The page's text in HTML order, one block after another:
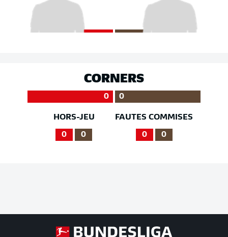
CORNERS
0 0
HORS-JEU
0 0
FAUTES COMMISES
0 0